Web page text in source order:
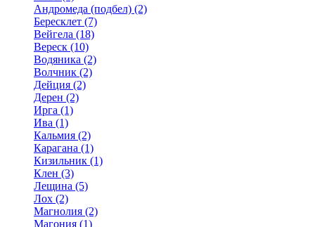
Андромеда (подбел) (2)
Бересклет (7)
Вейгела (18)
Вереск (10)
Водяника (2)
Волчник (2)
Дейция (2)
Дерен (2)
Ирга (1)
Ива (1)
Кальмия (2)
Карагана (1)
Кизильник (1)
Клен (3)
Лещина (5)
Лох (2)
Магнолия (2)
Магония (1)